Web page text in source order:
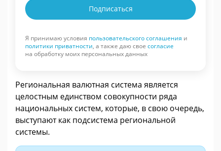
Подписаться
Я принимаю условия пользовательского соглашения и
политики приватности, а также даю свое согласие
на обработку моих персональных данных
Региональная валютная система является
целостным единством совокупности ряда
национальных систем, которые, в свою очередь,
выступают как подсистема региональной
системы.